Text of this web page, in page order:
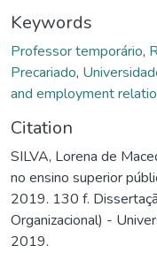
Keywords
Professor temporário,
Precariado,
and employment
Citation
SILVA, Lorena de
no ensino superior
2019. 130 f.
Organizacional) -
2019.